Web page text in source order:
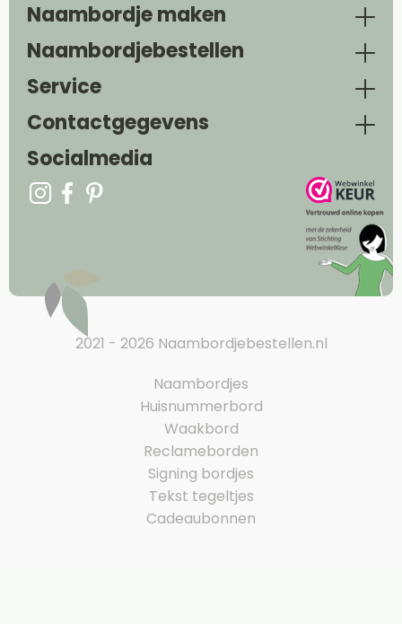
Naambordje maken
Naambordjebestellen
Service
Contactgegevens
Socialmedia
2021 - 2026 Naambordjebestellen.nl
Naambordjes
Huisnummerbord
Waakbord
Reclameborden
Signing bordjes
Tekst tegeltjes
Cadeaubonnen